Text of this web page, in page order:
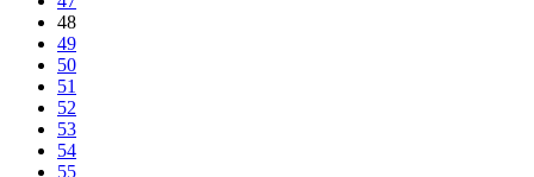
48
49
50
51
52
53
54
55